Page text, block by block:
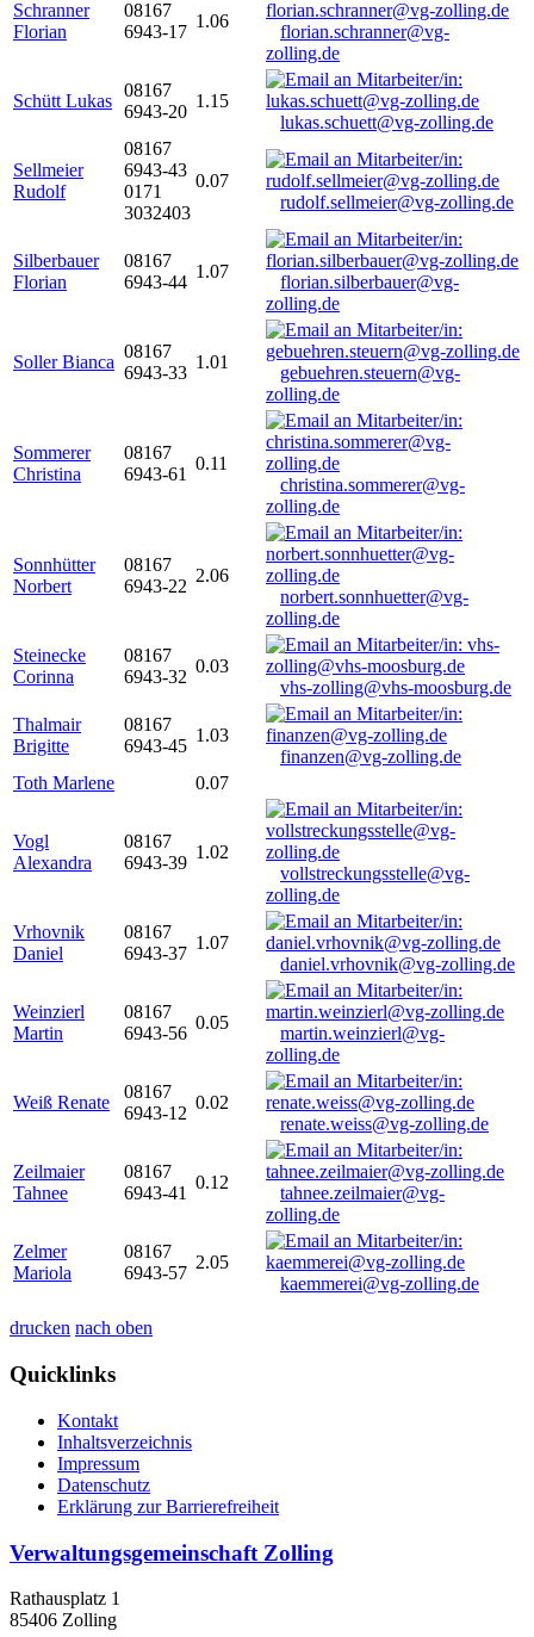
Schranner
Florian
08167
6943-17
1.06
florian.schranner@vg-
zolling.de
Schütt Lukas
08167
6943-20
1.15
lukas.schuett@vg-zolling.de
Sellmeier
Rudolf
08167
6943-43
0171
3032403
0.07
rudolf.sellmeier@vg-zolling.de
Silberbauer
Florian
08167
6943-44
1.07
florian.silberbauer@vg-
zolling.de
Soller Bianca
08167
6943-33
1.01
gebuehren.steuern@vg-
zolling.de
Sommerer
Christina
08167
6943-61
0.11
christina.sommerer@vg-
zolling.de
Sonnhütter
Norbert
08167
6943-22
2.06
norbert.sonnhuetter@vg-
zolling.de
Steinecke
Corinna
08167
6943-32
0.03
vhs-zolling@vhs-moosburg.de
Thalmair
Brigitte
08167
6943-45
1.03
finanzen@vg-zolling.de
Toth Marlene
0.07
Vogl
Alexandra
08167
6943-39
1.02
vollstreckungsstelle@vg-
zolling.de
Vrhovnik
Daniel
08167
6943-37
1.07
daniel.vrhovnik@vg-zolling.de
Weinzierl
Martin
08167
6943-56
0.05
martin.weinzierl@vg-
zolling.de
Weiß Renate
08167
6943-12
0.02
renate.weiss@vg-zolling.de
Zeilmaier
Tahnee
08167
6943-41
0.12
tahnee.zeilmaier@vg-
zolling.de
Zelmer
Mariola
08167
6943-57
2.05
kaemmerei@vg-zolling.de
drucken nach oben
Quicklinks
Kontakt
Inhaltsverzeichnis
Impressum
Datenschutz
Erklärung zur Barrierefreiheit
Verwaltungsgemeinschaft Zolling
Rathausplatz 1
85406 Zolling